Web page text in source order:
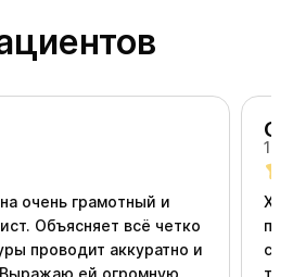
очень грамотный и
Объясняет всё четко
проводит аккуратно и
ей огромную